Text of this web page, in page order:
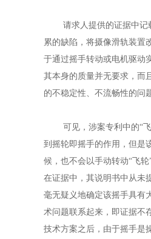
请求人提供的证据中记载
累的缺陷，将摄像滑轨装置
于通过摇手转动或电机驱动
其本身的质量并无要求，而
的不稳定性、不流畅性的问
可见，涉案专利中的“飞
到摇轮即摇手的作用，但是
候，也不会以手动转动“飞
在证据中，其说明书中从未
毫无疑义地确定该摇手具有
术问题联系起来，即证据不
技术方案之后，由于摇手是